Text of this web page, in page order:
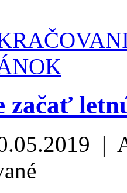
začať
|